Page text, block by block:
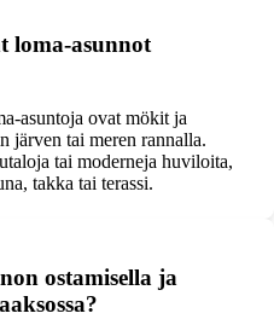
loma-asunnot
asuntoja ovat mökit ja
järven tai meren rannalla.
tai moderneja huviloita,
takka tai terassi.
ostamisella ja